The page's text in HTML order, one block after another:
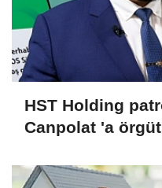
HST Holding
Canpolat 'a
malvarlığına el